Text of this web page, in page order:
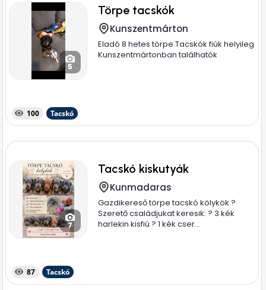
5
Törpe tacskók
Kunszentmárton
Eladó 8 hetes törpe Tacskók fiúk helyileg
Kunszentmártonban találhatók
100 Tacskó
7
Tacskó kiskutyák
Kunmadaras
Gazdikereső törpe tacskó kölykök ?
Szerető családjukat keresik: ? 3 kék
harlekin kisfiú ? 1 kék cser...
87 Tacskó